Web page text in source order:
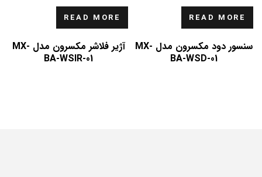
READ MORE
سنسور دود مکسرون مدل MX-
BA-WSD-01
READ MORE
آژیر فلاشر مکسرون مدل MX-
BA-WSIR-01